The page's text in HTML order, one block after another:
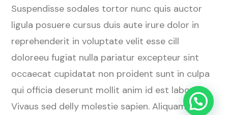
Suspendisse sodales tortor nunc quis auctor
ligula posuere cursus duis aute irure dolor in
reprehenderit in voluptate velit esse cill
doloreeu fugiat nulla pariatur excepteur sint
occaecat cupidatat non proident sunt in culpa
qui officia deserunt mollit anim id est laborum.
Vivaus sed delly molestie sapien. Aliquam et